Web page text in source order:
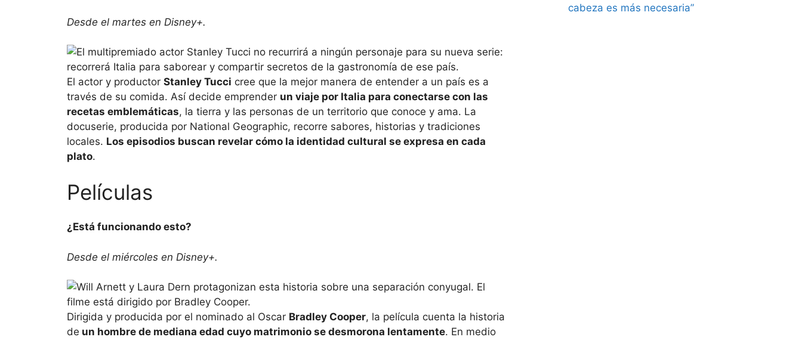
Desde el martes en Disney+.
El actor y productor Stanley Tucci cree que la mejor manera de entender a un país es a
través de su comida. Así decide emprender un viaje por Italia para conectarse con las
recetas emblemáticas, la tierra y las personas de un territorio que conoce y ama. La
docuserie, producida por National Geographic, recorre sabores, historias y tradiciones
locales. Los episodios buscan revelar cómo la identidad cultural se expresa en cada
plato.
Películas
¿Está funcionando esto?
Desde el miércoles en Disney+.
Dirigida y producida por el nominado al Oscar Bradley Cooper, la película cuenta la historia
de un hombre de mediana edad cuyo matrimonio se desmorona lentamente. En medio
cabeza es más necesaria”